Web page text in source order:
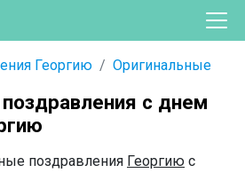
Георгию Оригинальные
с днем
поздравления Георгию с